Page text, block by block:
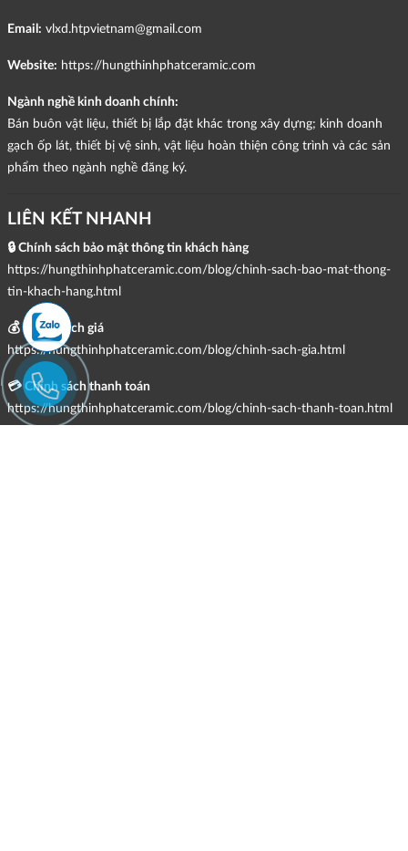
Email: vlxd.htpvietnam@gmail.com
Website: https://hungthinhphatceramic.com
Ngành nghề kinh doanh chính:
Bán buôn vật liệu, thiết bị lắp đặt khác trong xây dựng; kinh doanh
gạch ốp lát, thiết bị vệ sinh, vật liệu hoàn thiện công trình và các sản
phẩm theo ngành nghề đăng ký.
LIÊN KẾT NHANH
🔒 Chính sách bảo mật thông tin khách hàng
https://hungthinhphatceramic.com/blog/chinh-sach-bao-mat-thong-
tin-khach-hang.html
💰 Chính sách giá
https://hungthinhphatceramic.com/blog/chinh-sach-gia.html
💳 Chính sách thanh toán
https://hungthinhphatceramic.com/blog/chinh-sach-thanh-toan.html